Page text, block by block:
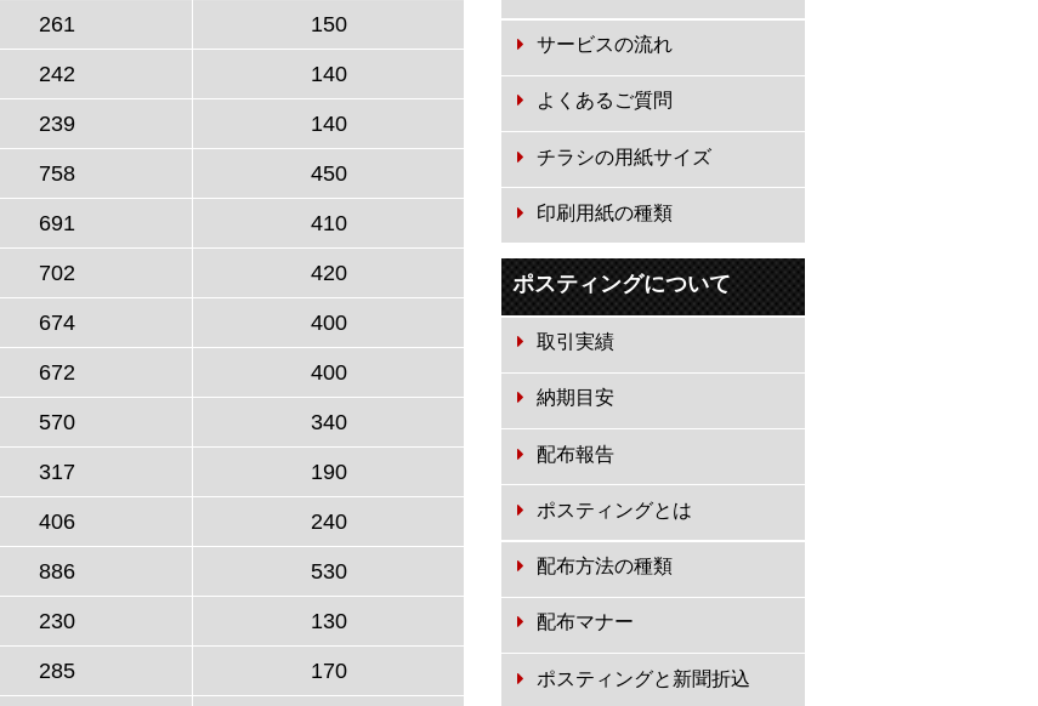
261 150
242 140
239 140
758 450
691 410
702 420
674 400
672 400
570 340
317 190
406 240
886 530
230 130
285 170
サービスの流れ
よくあるご質問
チラシの用紙サイズ
印刷用紙の種類
ポスティングについて
取引実績
納期目安
配布報告
ポスティングとは
配布方法の種類
配布マナー
ポスティングと新聞折込